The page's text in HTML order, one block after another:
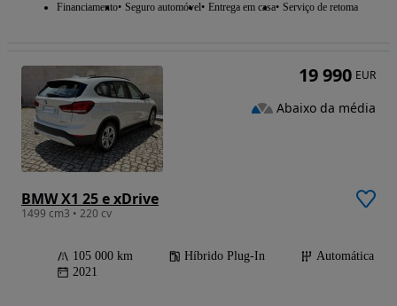
Financiamento Seguro automóvel Entrega em casa Serviço de retoma
BMW X1 25 e xDrive
1499 cm3 • 220 cv
105 000 km Híbrido Plug-In
Automática
2021
19 990 EUR
Abaixo da média